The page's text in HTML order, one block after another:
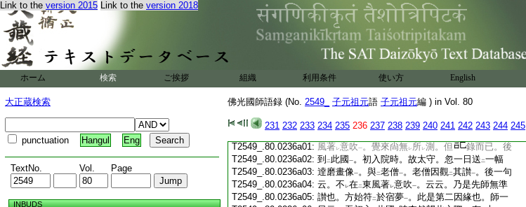
Link to the version 2015 Link to the version 2018
ホーム 検索 ご挨拶 組織 利用条件 使い方 English
大正蔵検索
punctuation Hangul Eng
TextNo. Vol. Page
INBUDS
佛光國師語録 (No. 2549_ 子元祖元語 子元祖元編 ) in Vol. 80
231 232 233 234 235 236 237 238 239 240 241 242 243 244 245
T2549_.80.0235c19:云。此乃是此神之使者也。於 是始悟
T2549_.80.0235c20:來 二宋朝 。相 邀老僧 上。老僧尋常不
T2549_.80.0235c21: 之。汝等知 レ之乎。汝等欲 レ 造 二老僧頂相
T2549_.80.0235c22:於 老僧膝前袈裟上 。令丙 畫工畫 鴿子一對。
金龍一頭甲 。以表 二往年之讖一 耳。今塔頭頂相。
T2549_.80.0235c25:師又曰。吾在 大宋 一時。得 一。夢在
T2549_.80.0235c27:爆 在拜席東南隅一。歘然光焰照二於四維
T2549_.80.0235c28:
T2549_.80.0235c29: 朝歘地自騰輝。火星迸 出新羅外一 。不 レ在二
東
T2549_.80.0236a01: 風著レ意吹一。覺來尙無レ 所レ測。但
錄而已。後
T2549_.80.0236a02: 到 二 此國 一。初入院時。故太守。忽一日送 二一幅
T2549_.80.0236a03: 逹磨畫像一。與二老僧一。老僧因觀二其讃一。後一句
T2549_.80.0236a04: 云。不 レ在二東風著レ意吹一。云云。乃是先師無準
T2549_.80.0236a05: 讃也。方始符二於宿夢一。此是第二因緣也。師一